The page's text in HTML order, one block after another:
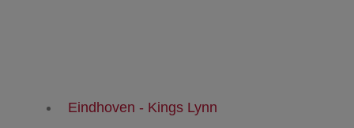
Eindhoven - Kings Lynn